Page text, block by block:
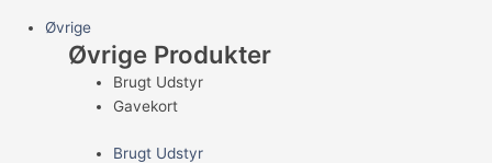
Øvrige
Øvrige Produkter
Brugt Udstyr
Gavekort
Brugt Udstyr